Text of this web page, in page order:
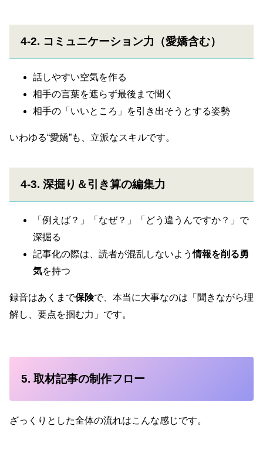
4-2. コミュニケーション力（愛嬌含む）
話しやすい空気を作る
相手の言葉を遮らず最後まで聞く
相手の「いいところ」を引き出そうとする姿勢
いわゆる“愛嬌”も、立派なスキルです。
4-3. 深掘り＆引き算の編集力
「例えば？」「なぜ？」「どう違うんですか？」で
深掘る
記事化の際は、読者が混乱しないよう情報を削る勇
気を持つ
録音はあくまで保険で、本当に大事なのは「聞きながら理
解し、要点を掴む力」です。
5. 取材記事の制作フロー
ざっくりとした全体の流れはこんな感じです。